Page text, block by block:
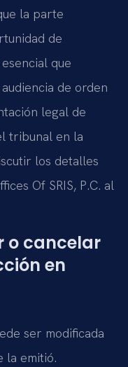
la parte
de
que
de orden
legal de
tribunal en la
los detalles
Of SRIS, P.C. al
o cancelar
en
ser modificada
la emitió.